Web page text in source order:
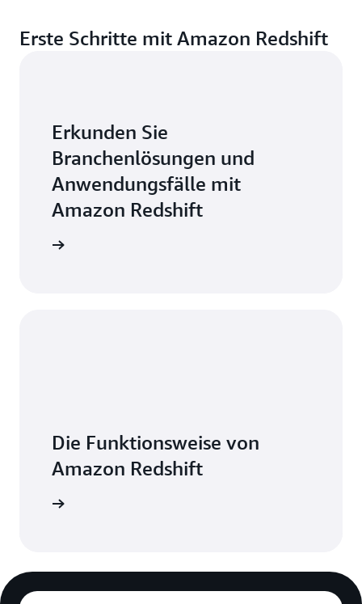
Erste Schritte mit Amazon Redshift
Erkunden Sie
Branchenlösungen und
Anwendungsfälle mit
Amazon Redshift
Die Funktionsweise von
Amazon Redshift